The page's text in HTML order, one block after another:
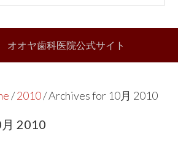
オオヤ歯科医院公式サイト
/2010/Archives for 10月 2010
2010